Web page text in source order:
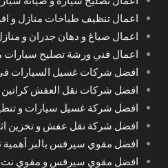
اعمال تنظيف طباخات منازل و
اعمال صباغ و دهان جدران و
اعمال فني ورشة تصليح سيارات
افضل شركات غسيل السيارات
افضل شركات نقل العفش
افضل شركة غسيل سيارات و
افضل شركة نقل عفش و تخزين
افضل مقوي سيرفس بالبر أهمية
افضل مقوي سيرفس و مقوي نت